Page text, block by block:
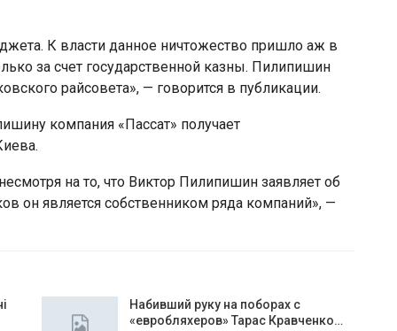
К власти данное ничтожество пришло аж в
за счет государственной казны. Пилипишин
райсовета», — говорится в публикации.
компания «Пассат» получает
на то, что Виктор Пилипишин заявляет об
он является собственником ряда компаний», —
Набивший руку на поборах с
«евробляхеров» Тарас Кравченко…